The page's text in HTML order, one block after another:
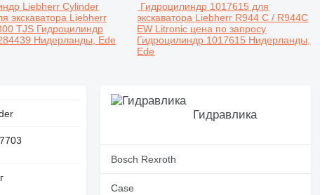
Liebherr Cylinder
экскаватора Liebherr
TJS Гидроцилиндр
Нидерланды, Ede
Гидроцилиндр 1017615 для
экскаватора Liebherr R944 C / R944C
EW Litronic цена по запросу
Гидроцилиндр 1017615 Нидерланды,
Ede
Гидравлика
Bosch Rexroth
Case